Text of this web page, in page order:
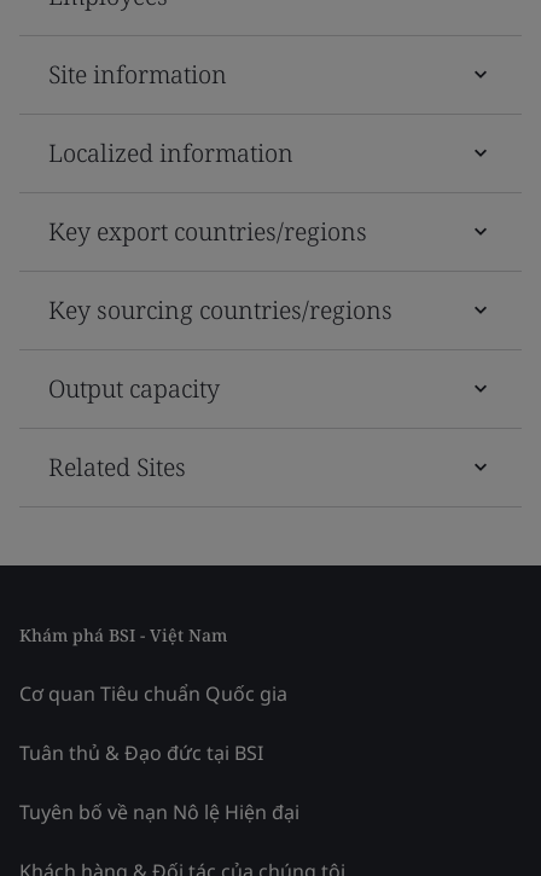
Site information
Localized information
Key export countries/regions
Key sourcing countries/regions
Output capacity
Related Sites
Khám phá BSI - Việt Nam
Cơ quan Tiêu chuẩn Quốc gia
Tuân thủ & Đạo đức tại BSI
Tuyên bố về nạn Nô lệ Hiện đại